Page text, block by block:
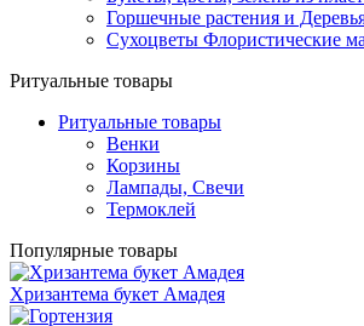
Горшечные растения и
Сухоцветы Флористические
Ритуальные товары
Ритуальные товары
Венки
Корзины
Лампады, Свечи
Термоклей
Популярные товары
Хризантема букет Амадея